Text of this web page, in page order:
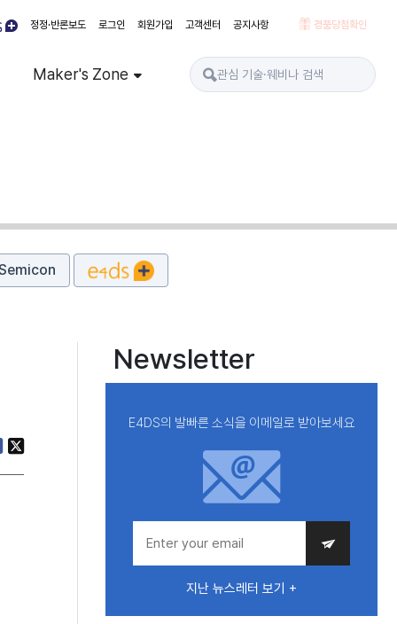
정정·반론보도 로그인 회원가입 고객센터 공지사항 경품당첨확인
Maker's Zone
Newsletter
E4DS의 발빠른 소식을 이메일로 받아보세요
지난 뉴스레터 보기 +